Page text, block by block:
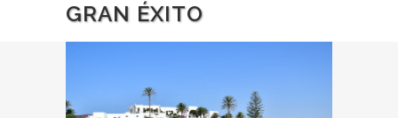
GRAN ÉXITO